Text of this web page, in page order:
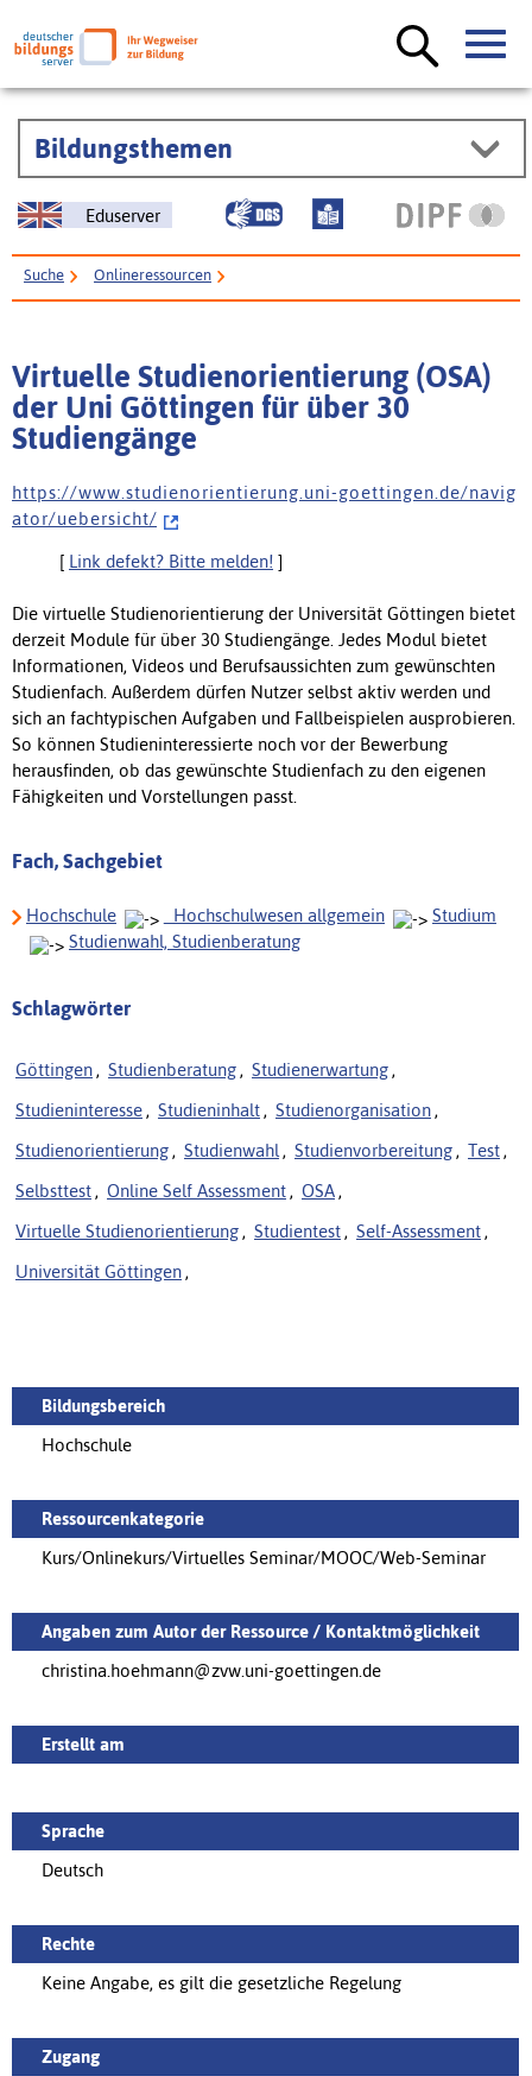
Bildungsthemen
Eduserver
Suche Onlineressourcen
Virtuelle Studienorientierung (OSA)
der Uni Göttingen für über 30
Studiengänge
h t t p s : / / w w w . s t u d i e n o r i e n t i e r u n g . u n i - g o e t t i n g e n . d e / n a v i g
a t o r / u e b e r s i c h t /
[ Link defekt? Bitte melden! ]
Die virtuelle Studienorientierung der Universität Göttingen bietet
derzeit Module für über 30 Studiengänge. Jedes Modul bietet
Informationen, Videos und Berufsaussichten zum gewünschten
Studienfach. Außerdem dürfen Nutzer selbst aktiv werden und
sich an fachtypischen Aufgaben und Fallbeispielen ausprobieren.
So können Studieninteressierte noch vor der Bewerbung
herausfinden, ob das gewünschte Studienfach zu den eigenen
Fähigkeiten und Vorstellungen passt.
Fach, Sachgebiet
Hochschule _Hochschulwesen allgemein
Studium
Studienwahl, Studienberatung
Schlagwörter
Göttingen , Studienberatung , Studienerwartung ,
Studieninteresse , Studieninhalt , Studienorganisation ,
Studienorientierung , Studienwahl , Studienvorbereitung , Test ,
Selbsttest , Online Self Assessment , OSA ,
Virtuelle Studienorientierung , Studientest , Self-Assessment ,
Universität Göttingen ,
Bildungsbereich
Hochschule
Ressourcenkategorie
Kurs/Onlinekurs/Virtuelles Seminar/MOOC/Web-Seminar
Angaben zum Autor der Ressource / Kontaktmöglichkeit
christina.hoehmann@zvw.uni-goettingen.de
Erstellt am
Sprache
Deutsch
Rechte
Keine Angabe, es gilt die gesetzliche Regelung
Zugang